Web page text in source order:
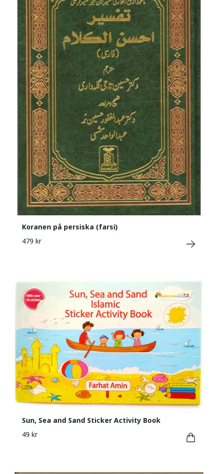
Koranen på persiska (farsi)
479 kr
Sun, Sea and Sand Sticker Activity Book
49 kr